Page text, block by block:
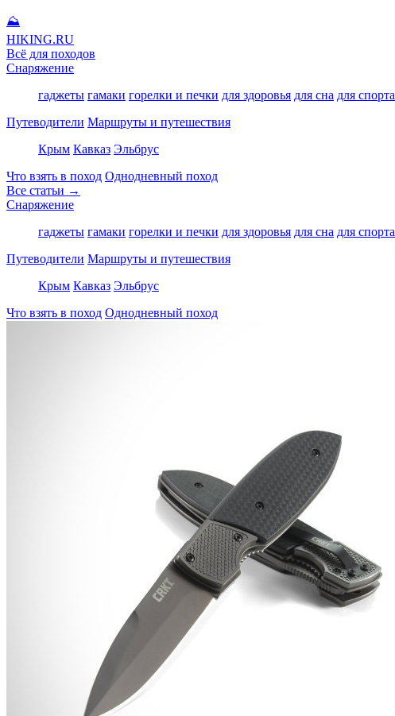
⛰
HIKING.RU
Всё для походов
Снаряжение
гаджеты гамаки горелки и печки для здоровья для сна для спорта
Путеводители Маршруты и путешествия
Крым Кавказ Эльбрус
Что взять в поход Однодневный поход
Все статьи →
Снаряжение
гаджеты гамаки горелки и печки для здоровья для сна для спорта
Путеводители Маршруты и путешествия
Крым Кавказ Эльбрус
Что взять в поход Однодневный поход